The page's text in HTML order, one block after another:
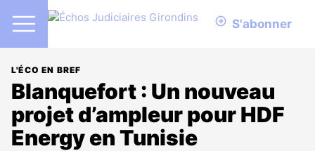
S'abonner
L'ÉCO EN BREF
Blanquefort : Un nouveau
projet d’ampleur pour HDF
Energy en Tunisie